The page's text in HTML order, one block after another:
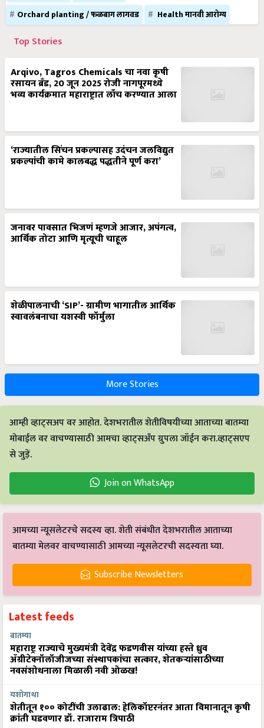
Orchard planting / फळबाग लागवड
Health मानवी आरोग्य
Top Stories
Arqivo, Tagros Chemicals चा नवा कृषी
रसायन ब्रँड, 20 जून 2025 रोजी नागपूरमध्ये
भव्य कार्यक्रमात महाराष्ट्रात लाँच करण्यात आला
‘राज्यातील सिंचन प्रकल्पासह उदंचन जलविद्युत
प्रकल्पांची कामे कालबद्ध पद्धतीने पूर्ण करा’
जनावर पावसात भिजणं म्हणजे आजार, अपंगत्व,
आर्थिक तोटा आणि मृत्यूची चाहूल
शेळीपालनाची ‘SIP’- ग्रामीण भागातील आर्थिक
स्वावलंबनाचा यशस्वी फॉर्मुला
More Stories
आम्ही व्हाट्सअप वर आहोत. देशभरातील शेतीविषयीच्या आताच्या बातम्या
मोबाईल वर वाचण्यासाठी आमचा व्हाट्सअँप ग्रुपला जॉईन करा.व्हाट्सएप
से जुड़ें.
Join on WhatsApp
आमच्या न्यूसलेटरचे सदस्य व्हा. शेती संबंधीत देशभरातील आताच्या
बातम्या मेलवर वाचण्यासाठी आमच्या न्यूसलेटरची सदस्यता घ्या.
Subscribe Newsletters
Latest feeds
बातम्या
महाराष्ट्र राज्याचे मुख्यमंत्री देवेंद्र फडणवीस यांच्या हस्ते ध्रुव
ॲग्रीटेक्नॉलॉजीजच्या संस्थापकांचा सत्कार, शेतकऱ्यांसाठीच्या
नवसंशोधनाला मिळाली नवी ओळख!
यशोगाथा
शेतीतून १०० कोटींची उलाढाल: हेलिकॉप्टरनंतर आता विमानातून कृषी
क्रांती घडवणार डॉ. राजाराम त्रिपाठी